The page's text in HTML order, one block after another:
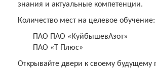
знания и актуальные компетенции.
Количество мест на целевое обучение:
ПАО ПАО «КуйбышевАзот»
ПАО «Т Плюс»
Открывайте двери к своему будущему